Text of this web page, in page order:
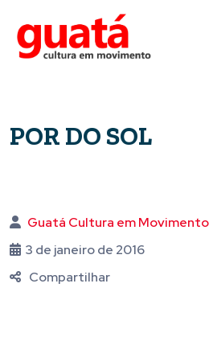
POR DO SOL
Guatá Cultura em Movimento
3 de janeiro de 2016
Compartilhar